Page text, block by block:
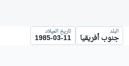
البلد
جنوب أفريقيا
تاريخ الميلاد
1985-03-11